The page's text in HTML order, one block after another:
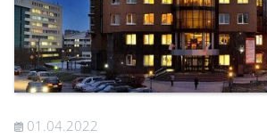
01.04.2022